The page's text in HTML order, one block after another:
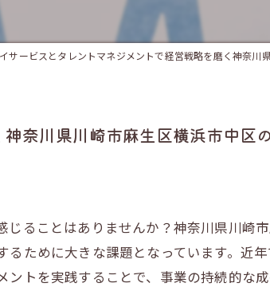
サービスとタレントマネジメントで経営戦略を磨く神奈川
奈川県川崎市麻生区横浜市中区
ることはありませんか？神奈川県川崎
ために大きな課題となっています。近
トを実践することで、事業の持続的な